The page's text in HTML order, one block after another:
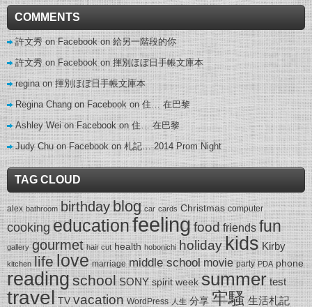
COMMENTS
許文秀 on Facebookon給另一階段的你
許文秀 on Facebookon揮別ほぼ日手帳文庫本
reginaon揮別ほぼ日手帳文庫本
Regina Chang on Facebook on住… 在巴黎
Ashley Wei on Facebookon住… 在巴黎
Judy Chu on Facebookon 札記… 2014 Prom Night
TAG CLOUD
alex bathroom birthdayblog car cards Christmas computer
cooking educationfeelingfood friends fun
gallery gourmet hair cut health hobonichi holidaykids Kirby
kitchen lifelove marriage middle school movie party PDA phone
reading school SONY spirit week summer test
travel TV vacation WordPress 人生 分享 牢騷 生活札記